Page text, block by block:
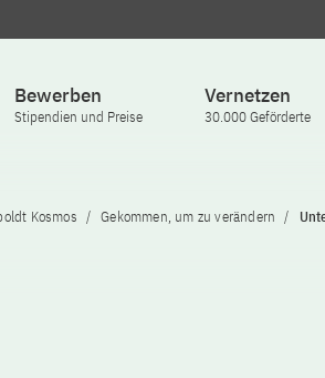
Bewerben
Stipendien und Preise
Vernetzen
30.000 Geförderte
Kosmos Gekommen, um zu verändern